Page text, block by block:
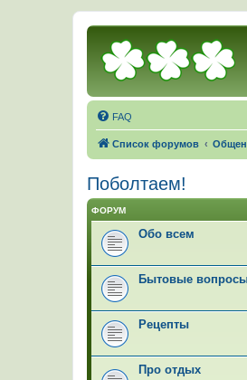
FAQ
Список форумов
Поболтаем!
ФОРУМ
Обо всем
Бытовые
Рецепты
Про отдых